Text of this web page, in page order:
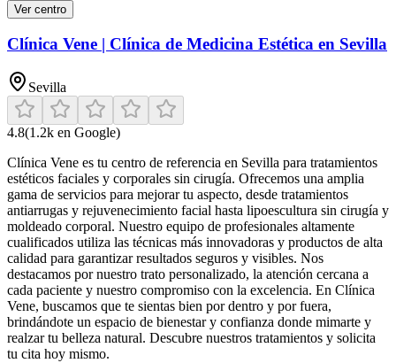
Ver centro
Clínica Vene | Clínica de Medicina Estética en Sevilla
Sevilla
4.8(1.2k en Google)
Clínica Vene es tu centro de referencia en Sevilla para tratamientos
estéticos faciales y corporales sin cirugía. Ofrecemos una amplia
gama de servicios para mejorar tu aspecto, desde tratamientos
antiarrugas y rejuvenecimiento facial hasta lipoescultura sin cirugía y
moldeado corporal. Nuestro equipo de profesionales altamente
cualificados utiliza las técnicas más innovadoras y productos de alta
calidad para garantizar resultados seguros y visibles. Nos
destacamos por nuestro trato personalizado, la atención cercana a
cada paciente y nuestro compromiso con la excelencia. En Clínica
Vene, buscamos que te sientas bien por dentro y por fuera,
brindándote un espacio de bienestar y confianza donde mimarte y
realzar tu belleza natural. Descubre nuestros tratamientos y solicita
tu cita hoy mismo.